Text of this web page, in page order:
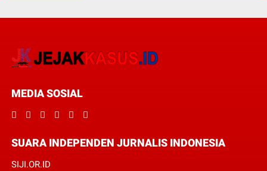
MEDIA SOSIAL
SUARA INDEPENDEN JURNALIS INDONESIA
SIJI.OR.ID